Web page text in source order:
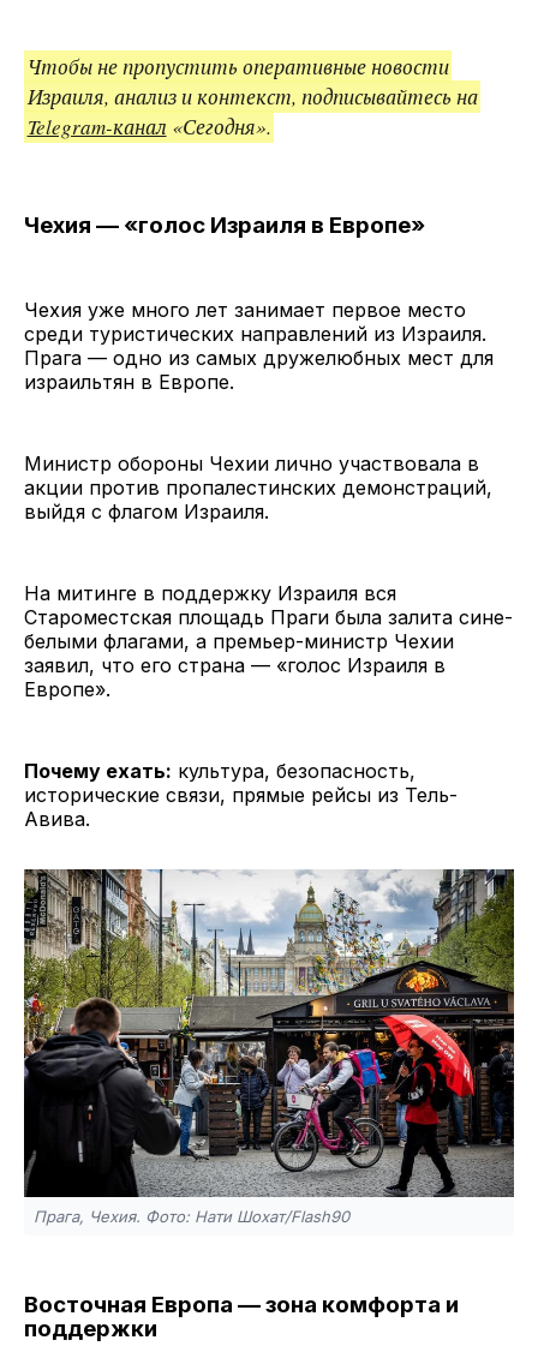
Чтобы не пропустить оперативные новости
Израиля, анализ и контекст, подписывайтесь на
Telegram-канал «Сегодня».
Чехия — «голос Израиля в Европе»
Чехия уже много лет занимает первое место
среди туристических направлений из Израиля.
Прага — одно из самых дружелюбных мест для
израильтян в Европе.
Министр обороны Чехии лично участвовала в
акции против пропалестинских демонстраций,
выйдя с флагом Израиля.
На митинге в поддержку Израиля вся
Староместская площадь Праги была залита сине-
белыми флагами, а премьер-министр Чехии
заявил, что его страна — «голос Израиля в
Европе».
Почему ехать: культура, безопасность,
исторические связи, прямые рейсы из Тель-
Авива.
Прага, Чехия. Фото: Нати Шохат/Flash90
Восточная Европа — зона комфорта и
поддержки